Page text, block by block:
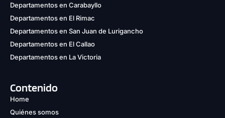
Departamentos en Carabayllo
Departamentos en El Rimac
Departamentos en San Juan de Lurigancho
Departamentos en El Callao
Departamentos en La Victoria
Contenido
Home
Quiénes somos